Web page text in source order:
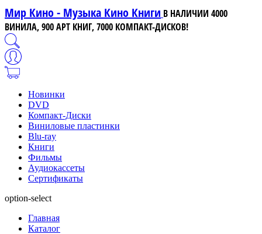
Мир Кино - Музыка Кино Книги В НАЛИЧИИ 4000
ВИНИЛА, 900 АРТ КНИГ, 7000 КОМПАКТ-ДИСКОВ!
Новинки
DVD
Компакт-Диски
Виниловые пластинки
Blu-ray
Книги
Фильмы
Аудиокассеты
Сертификаты
option-select
Главная
Каталог